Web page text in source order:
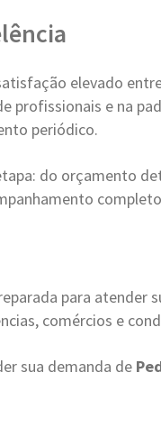
elevado
profissionais e na
periódico.
do orçamento
para atender
comércios e
sua demanda de